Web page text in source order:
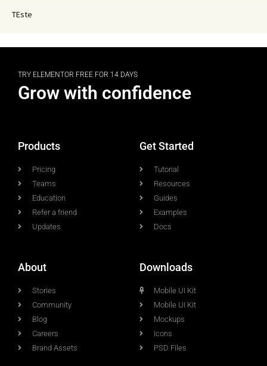
TEste
TRY ELEMENTOR FREE FOR 14 DAYS
Grow with confidence
Products
Pricing
Teams
Education
Refer a friend
Updates
Get Started
Tutorial
Resources
Guides
Examples
Docs
About
Stories
Community
Blog
Careers
Brand Assets
Downloads
Mobile UI Kit
Mobile UI Kit
Mockups
Icons
PSD Files